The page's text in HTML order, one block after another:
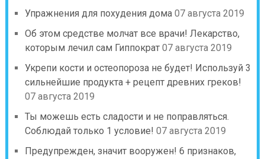
Упражнения для похудения дома 07 августа 2019
Об этом средстве молчат все врачи! Лекарство,
которым лечил сам Гиппократ 07 августа 2019
Укрепи кости и остеопороза не будет! Используй 3
сильнейшие продукта + рецепт древних греков!
07 августа 2019
Ты можешь есть сладости и не поправляться.
Соблюдай только 1 условие! 07 августа 2019
Предупрежден, значит вооружен! 6 признаков,